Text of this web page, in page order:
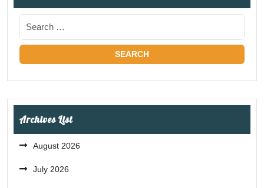
Archives List
August 2026
July 2026